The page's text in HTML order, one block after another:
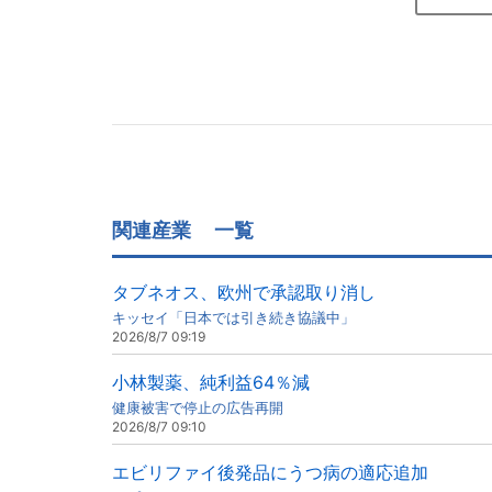
関連産業 一覧
タブネオス、欧州で承認取り消し
キッセイ「日本では引き続き協議中」
2026/8/7 09:19
小林製薬、純利益64％減
健康被害で停止の広告再開
2026/8/7 09:10
エビリファイ後発品にうつ病の適応追加